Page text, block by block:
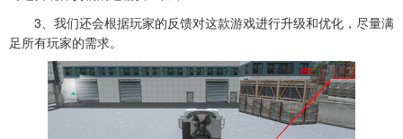
3、我们还会根据玩家的反馈对这款游戏进行升级和优化，尽量满
足所有玩家的需求。